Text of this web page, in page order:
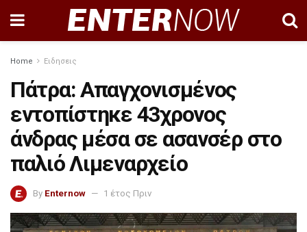
Home Ειδησεις
Πάτρα: Απαγχονισμένος
εντοπίστηκε 43χρονος
άνδρας μέσα σε ασανσέρ στο
παλιό Λιμεναρχείο
By Enternow 1 έτος Πριν